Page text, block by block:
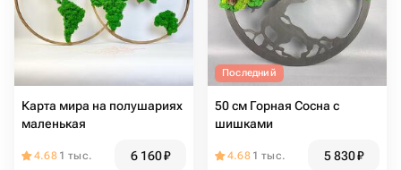
Карта мира на полушариях
маленькая
4.68 1 тыс. 6 160₽
Последний
50 см Горная Сосна с
шишками
4.68 1 тыс. 5 830₽